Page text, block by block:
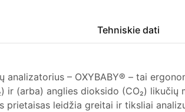
Tehniskie dati
analizatorius – OXYBABY® – tai
ir (arba) anglies dioksido (CO₂) likučių
prietaisas leidžia greitai ir tiksliai